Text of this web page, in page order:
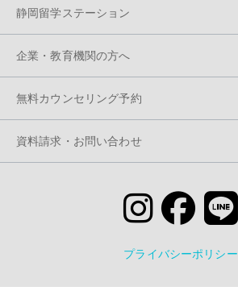
静岡留学ステーション
企業・教育機関の方へ
無料カウンセリング予約
資料請求・お問い合わせ
プライバシーポリシー